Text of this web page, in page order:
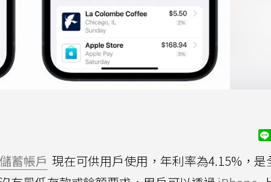
儲蓄帳戶 現在可供用戶使用，年利率為4.15%，是